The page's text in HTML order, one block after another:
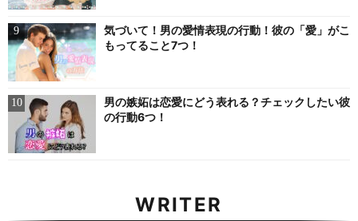
気づいて！男の愛情表現の行動！彼の「愛」がこ
もってること7つ！
男の嫉妬は恋愛にどう表れる？チェックしたい彼
の行動6つ！
WRITER